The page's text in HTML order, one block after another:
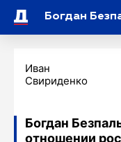
Иван
Свириденко
Богдан
отношении